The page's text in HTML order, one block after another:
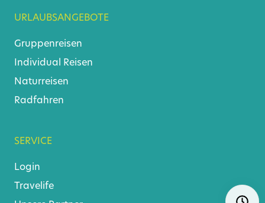
URLAUBSANGEBOTE
Gruppenreisen
Individual Reisen
Naturreisen
Radfahren
SERVICE
Login
Travelife